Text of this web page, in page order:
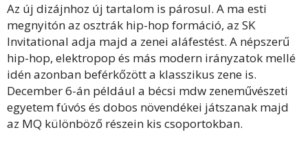
Az új dizájnhoz új tartalom is párosul. A ma esti
megnyitón az osztrák hip-hop formáció, az SK
Invitational adja majd a zenei aláfestést. A népszerű
hip-hop, elektropop és más modern irányzatok mellé
idén azonban beférkőzött a klasszikus zene is.
December 6-án például a bécsi mdw zeneművészeti
egyetem fúvós és dobos növendékei játszanak majd
az MQ különböző részein kis csoportokban.